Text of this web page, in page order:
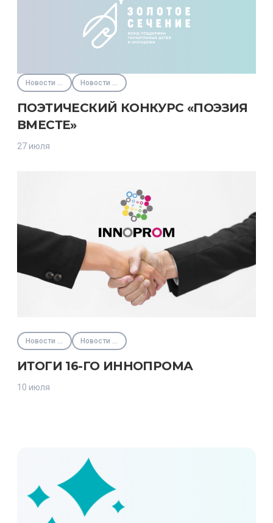
Новости партнёров Новости Фонда
ПОЭТИЧЕСКИЙ КОНКУРС «ПОЭЗИЯ
ВМЕСТЕ»
27 июля
Новости партнёров Новости Фонда
ИТОГИ 16-ГО ИННОПРОМА
10 июля